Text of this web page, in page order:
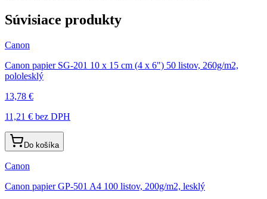
Súvisiace produkty
Canon
Canon papier SG-201 10 x 15 cm (4 x 6") 50 listov, 260g/m2,
pololesklý
13,78 €
11,21 € bez DPH
Do košíka
Canon
Canon papier GP-501 A4 100 listov, 200g/m2, lesklý